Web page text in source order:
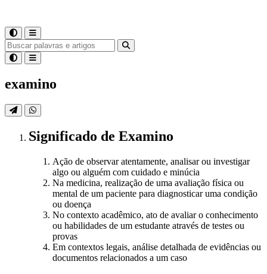
examino
Significado de Examino
Ação de observar atentamente, analisar ou investigar
algo ou alguém com cuidado e minúcia
Na medicina, realização de uma avaliação física ou
mental de um paciente para diagnosticar uma condição
ou doença
No contexto acadêmico, ato de avaliar o conhecimento
ou habilidades de um estudante através de testes ou
provas
Em contextos legais, análise detalhada de evidências ou
documentos relacionados a um caso